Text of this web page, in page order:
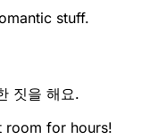
stuff.
짓을 해요.
room for hours!